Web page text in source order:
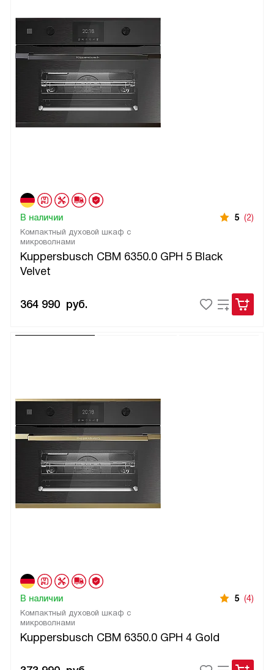
Компактный духовой шкаф с
микроволнами
Kuppersbusch CBM 6350.0 GPH 5 Black
Velvet
В наличии 5 (2)
364 990 руб.
Компактный духовой шкаф с
микроволнами
Kuppersbusch CBM 6350.0 GPH 4 Gold
В наличии 5 (4)